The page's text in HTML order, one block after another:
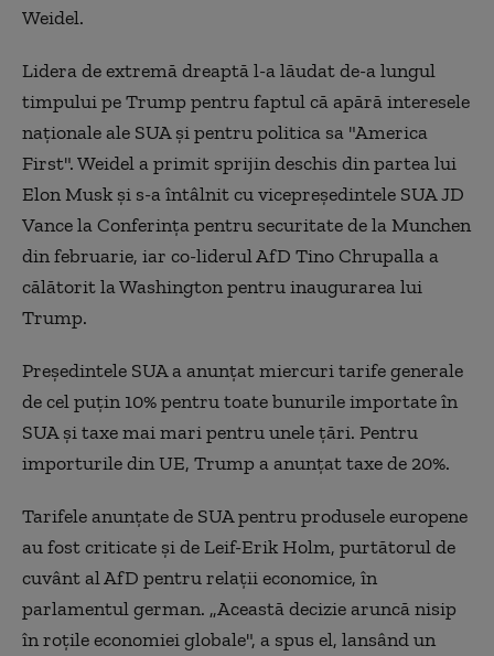
Weidel.
Lidera de extremă dreaptă l-a lăudat de-a lungul
timpului pe Trump pentru faptul că apără interesele
naţionale ale SUA şi pentru politica sa "America
First". Weidel a primit sprijin deschis din partea lui
Elon Musk şi s-a întâlnit cu vicepreşedintele SUA JD
Vance la Conferinţa pentru securitate de la Munchen
din februarie, iar co-liderul AfD Tino Chrupalla a
călătorit la Washington pentru inaugurarea lui
Trump.
Preşedintele SUA a anunţat miercuri tarife generale
de cel puţin 10% pentru toate bunurile importate în
SUA şi taxe mai mari pentru unele ţări. Pentru
importurile din UE, Trump a anunţat taxe de 20%.
Tarifele anunţate de SUA pentru produsele europene
au fost criticate şi de Leif-Erik Holm, purtătorul de
cuvânt al AfD pentru relaţii economice, în
parlamentul german. „Această decizie aruncă nisip
în roţile economiei globale", a spus el, lansând un